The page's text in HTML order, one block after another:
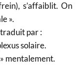
s’affaiblit. On
».
par :
solaire.
mentalement.